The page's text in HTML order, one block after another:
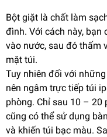
Bột giặt là chất làm
đình. Với cách này,
vào nước, sau đó thấm
mặt túi.
Tuy nhiên đối với
nên ngâm trực tiếp túi
phòng. Chỉ sau 10 – 20
cũng có thể sử dụng
và khiến túi bạc màu.